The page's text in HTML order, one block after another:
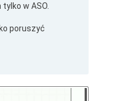
w ASO.
poruszyć